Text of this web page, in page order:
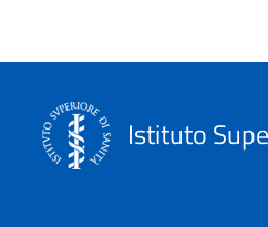
Istituto